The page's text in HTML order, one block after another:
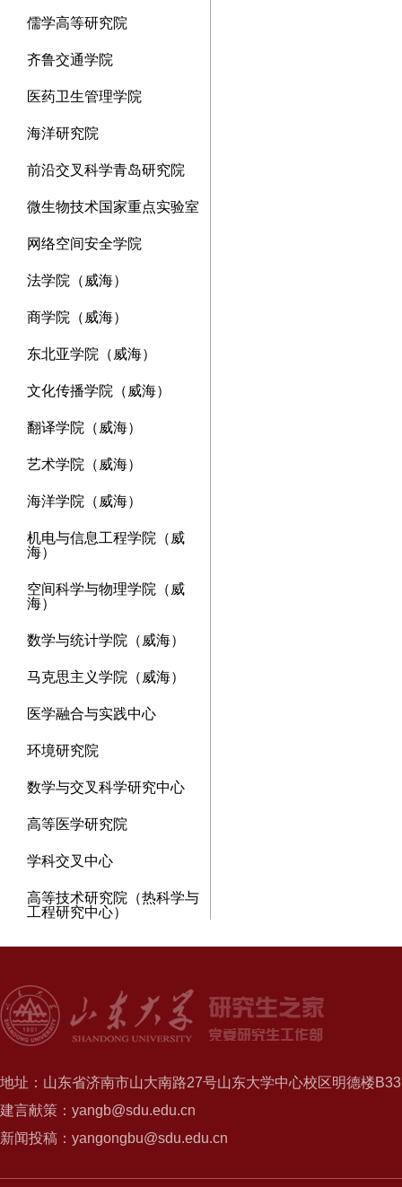
儒学高等研究院
齐鲁交通学院
医药卫生管理学院
海洋研究院
前沿交叉科学青岛研究院
微生物技术国家重点实验室
网络空间安全学院
法学院（威海）
商学院（威海）
东北亚学院（威海）
文化传播学院（威海）
翻译学院（威海）
艺术学院（威海）
海洋学院（威海）
机电与信息工程学院（威
海）
空间科学与物理学院（威
海）
数学与统计学院（威海）
马克思主义学院（威海）
医学融合与实践中心
环境研究院
数学与交叉科学研究中心
高等医学研究院
学科交叉中心
高等技术研究院（热科学与
工程研究中心）
地址：山东省济南市山大南路27号山东大学中心校区明德楼
建言献策：yangb@sdu.edu.cn
新闻投稿：yangongbu@sdu.edu.cn